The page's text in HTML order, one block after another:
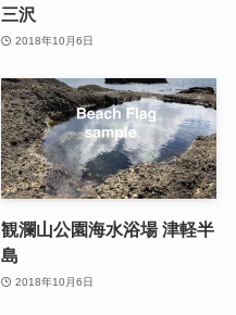
三沢
2018年10月6日
観瀾山公園海水浴場 津軽半
島
2018年10月6日